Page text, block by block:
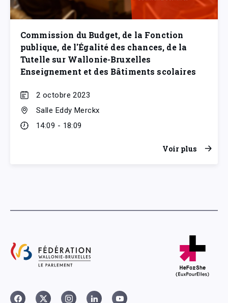
Commission du Budget, de la Fonction
publique, de l'Égalité des chances, de la
Tutelle sur Wallonie-Bruxelles
Enseignement et des Bâtiments scolaires
2 octobre 2023
Salle Eddy Merckx
14:09 - 18:09
Voir plus